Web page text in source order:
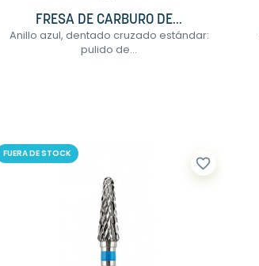
FRESA DE CARBURO DE...
Anillo azul, dentado cruzado estándar:
pulido de...
favorite_border
FUERA DE STOCK